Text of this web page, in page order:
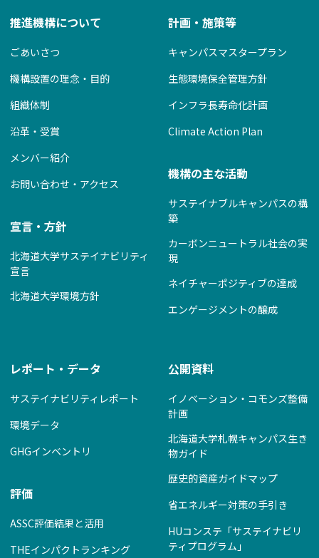
推進機構について
ごあいさつ
機構設置の理念・目的
組織体制
沿革・受賞
メンバー紹介
お問い合わせ・アクセス
宣言・方針
北海道大学サステイナビリティ
宣言
北海道大学環境方針
計画・施策等
キャンパスマスタープラン
生態環境保全管理方針
インフラ長寿命化計画
Climate Action Plan
機構の主な活動
サステイナブルキャンパスの構
築
カーボンニュートラル社会の実
現
ネイチャーポジティブの達成
エンゲージメントの醸成
レポート・データ
サステイナビリティレポート
環境データ
GHGインベントリ
評価
ASSC評価結果と活用
THEインパクトランキング
公開資料
イノベーション・コモンズ整備
計画
北海道大学札幌キャンパス生き
物ガイド
歴史的資産ガイドマップ
省エネルギー対策の手引き
HUコンステ「サステイナビリ
ティプログラム」